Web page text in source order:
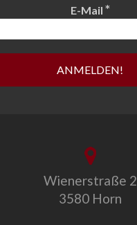
E-Mail *
Wienerstraße 2
3580 Horn